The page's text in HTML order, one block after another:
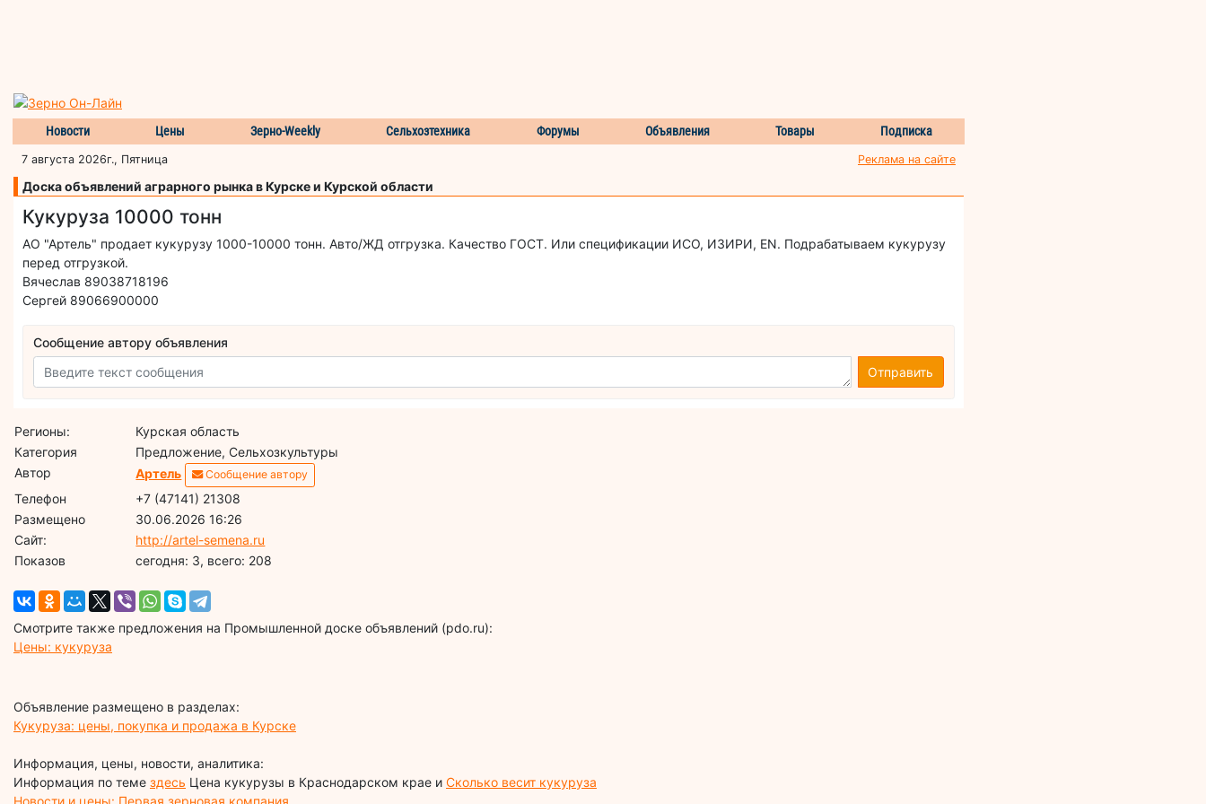
Новости Цены Зерно-Weekly Сельхозтехника Форумы Объявления Товары Подписка
7 августа 2026г., Пятница Реклама на сайте
Доска объявлений аграрного рынка в Курске и Курской области
Кукуруза 10000 тонн
АО "Артель" продает кукурузу 1000-10000 тонн. Авто/ЖД отгрузка. Качество ГОСТ. Или спецификации ИСО, ИЗИРИ, EN. Подрабатываем кукурузу
перед отгрузкой.
Вячеслав 89038718196
Сергей 89066900000
Сообщение автору объявления
Отправить
Регионы:
Курская область
Категория
Предложение, Сельхозкультуры
Автор
Артель Сообщение автору
Телефон
+7 (47141) 21308
Размещено
30.06.2026 16:26
Сайт:
http://artel-semena.ru
Показов
cегодня: 3, всего: 208
Смотрите также предложения на Промышленной доске объявлений (pdo.ru):
Цены: кукуруза
Объявление размещено в разделах:
Кукуруза: цены, покупка и продажа в Курске
Информация, цены, новости, аналитика:
Информация по теме здесь Цена кукурузы в Краснодарском крае и Сколько весит кукуруза
Новости и цены: Первая зерновая компания